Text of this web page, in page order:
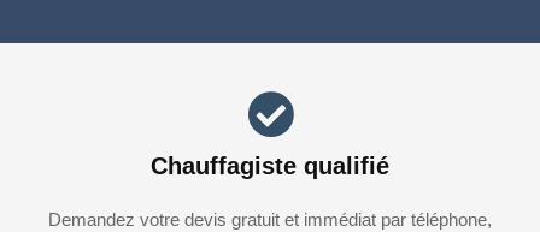
Chauffagiste qualifié
Demandez votre devis gratuit et immédiat par téléphone,